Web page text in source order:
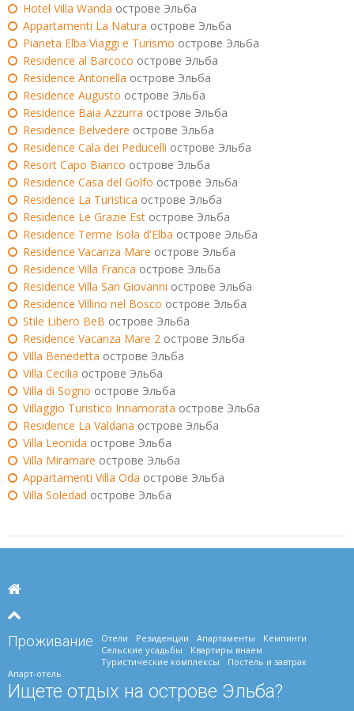
Hotel Villa Wanda острове Эльба
Appartamenti La Natura острове Эльба
Pianeta Elba Viaggi e Turismo острове Эльба
Residence al Barcoco острове Эльба
Residence Antonella острове Эльба
Residence Augusto острове Эльба
Residence Baia Azzurra острове Эльба
Residence Belvedere острове Эльба
Residence Cala dei Peducelli острове Эльба
Resort Capo Bianco острове Эльба
Residence Casa del Golfo острове Эльба
Residence La Turistica острове Эльба
Residence Le Grazie Est острове Эльба
Residence Terme Isola d'Elba острове Эльба
Residence Vacanza Mare острове Эльба
Residence Villa Franca острове Эльба
Residence Villa San Giovanni острове Эльба
Residence Villino nel Bosco острове Эльба
Stile Libero BeB острове Эльба
Residence Vacanza Mare 2 острове Эльба
Villa Benedetta острове Эльба
Villa Cecilia острове Эльба
Villa di Sogno острове Эльба
Villaggio Turistico Innamorata острове Эльба
Residence La Valdana острове Эльба
Villa Leonida острове Эльба
Villa Miramare острове Эльба
Appartamenti Villa Oda острове Эльба
Villa Soledad острове Эльба
Проживание Отели Резиденции Апартаменты
Кемпинги
Сельские усадьбы
Квартиры внаем
Туристические комплексы
Постель и завтрак
Апарт-отель
Ищете отдых на острове Эльба?